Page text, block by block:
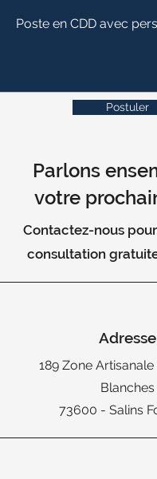
Poste en CDD avec
Postuler
Parlons
votre
Contactez-nous
consultation
Adresse
189 Zone Artisanale
Blanches
73600 - Salins